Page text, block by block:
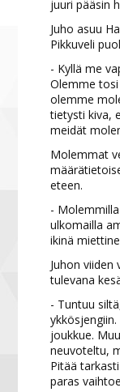
juuri pääsin
Juho asuu
Pikkuveli
- Kyllä me
Olemme
olemme
tietysti kiva,
meidät
Molemmat
eteen.
-
ulkomailla
ikinä
Juhon viiden
tulevana
- Tuntuu
joukkue.
neuvoteltu,
Pitää
paras